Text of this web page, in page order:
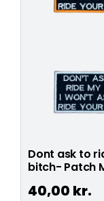
Dont ask to
bitch- Patch
40,00 kr.